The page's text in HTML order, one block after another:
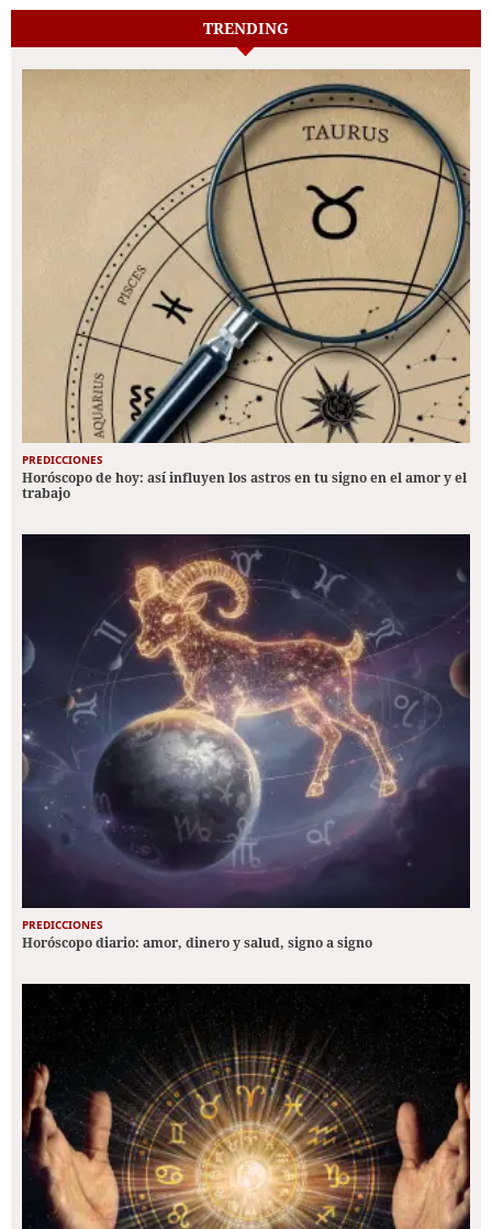
TRENDING
PREDICCIONES
Horóscopo de hoy: así influyen los astros en tu signo en el amor y el
trabajo
PREDICCIONES
Horóscopo diario: amor, dinero y salud, signo a signo